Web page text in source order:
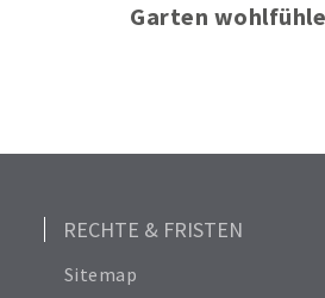
Garten
RECHTE & FRISTEN
Sitemap